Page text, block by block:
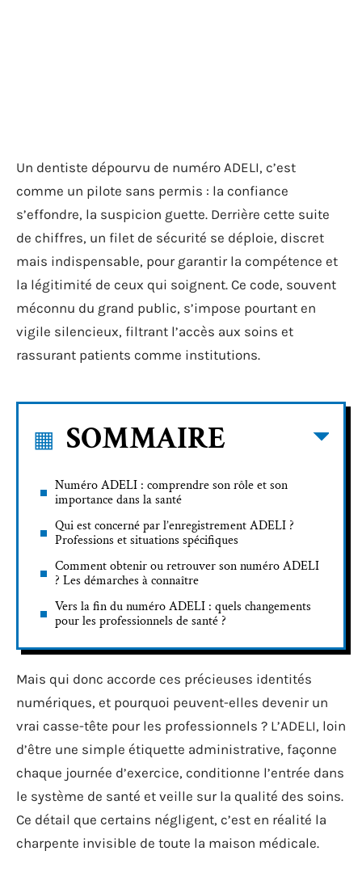
Un dentiste dépourvu de numéro ADELI, c’est
comme un pilote sans permis : la confiance
s’effondre, la suspicion guette. Derrière cette suite
de chiffres, un filet de sécurité se déploie, discret
mais indispensable, pour garantir la compétence et
la légitimité de ceux qui soignent. Ce code, souvent
méconnu du grand public, s’impose pourtant en
vigile silencieux, filtrant l’accès aux soins et
rassurant patients comme institutions.
SOMMAIRE
Numéro ADELI : comprendre son rôle et son
importance dans la santé
Qui est concerné par l’enregistrement ADELI ?
Professions et situations spécifiques
Comment obtenir ou retrouver son numéro ADELI
? Les démarches à connaître
Vers la fin du numéro ADELI : quels changements
pour les professionnels de santé ?
Mais qui donc accorde ces précieuses identités
numériques, et pourquoi peuvent-elles devenir un
vrai casse-tête pour les professionnels ? L’ADELI, loin
d’être une simple étiquette administrative, façonne
chaque journée d’exercice, conditionne l’entrée dans
le système de santé et veille sur la qualité des soins.
Ce détail que certains négligent, c’est en réalité la
charpente invisible de toute la maison médicale.